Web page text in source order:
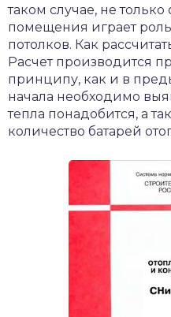
таком случае, не
помещения играет
потолков. Как
Расчет производится
принципу, как и в
начала необходимо
тепла понадобится, а
количество батарей